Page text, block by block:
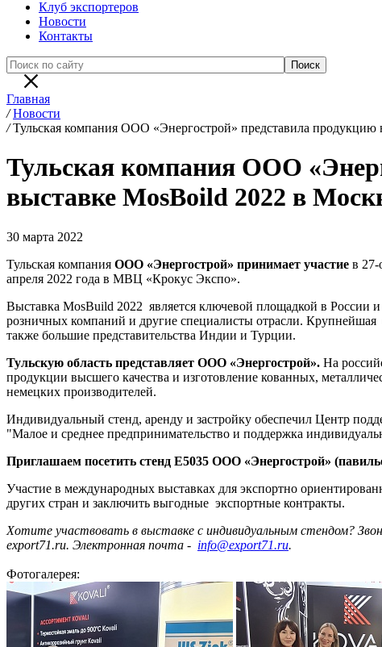
Клуб экспортеров
Новости
Контакты
Главная
/ Новости
/ Тульская компания ООО «Энергострой» представила
Тульская компания ООО
выставке MosBoild 2022 в
30 марта 2022
Тульская компания ООО «Энергострой» принимает участие в 27-
апреля 2022 года в МВЦ «Крокус Экспо».
Выставка MosBuild 2022 является ключевой площадкой в России
розничных компаний и другие специалисты отрасли. Крупнейшая
также большие представительства Индии и Турции.
Тульскую область представляет ООО «Энергострой». На
продукции высшего качества и изготовление кованных,
немецких производителей.
Индивидуальный стенд, аренду и застройку обеспечил Центр
"Малое и среднее предпринимательство и поддержка
Приглашаем посетить стенд E5035 ООО «Энергострой»
Участие в международных выставках для экспортно
других стран и заключить выгодные экспортные контракты.
Хотите участвовать в выставке с индивидуальным стендом?
export71.ru. Электронная почта - info@export71.ru.
Фотогалерея: